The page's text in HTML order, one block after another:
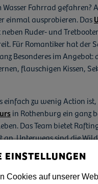
Fahrrad gefahren?
einmal ausprobieren. Das
Ruder- und
Für Romantiker hat der
Besonderes im Angebot:
flauschigen Kissen,
einfach zu wenig Action
in Rothenburg ein ganz
Das Team bietet
Unterwegs sind die
im Dreiländereck
Lausitzer Neiße, Bober,
EINSTELLUNGEN
Cookies auf unserer